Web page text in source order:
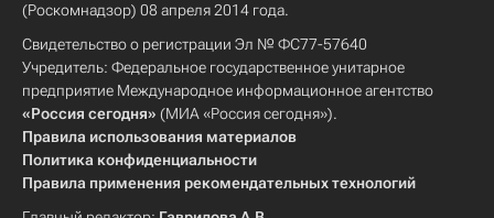
(Роскомнадзор) 08 апреля 2014 года.
Свидетельство о регистрации Эл № ФС77-57640
Учредитель: Федеральное государственное унитарное
предприятие Международное информационное агентство
«Россия сегодня» (МИА «Россия сегодня»).
Правила использования материалов
Политика конфиденциальности
Правила применения рекомендательных технологий